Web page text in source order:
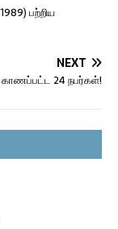
பற்றிய
NEXT
காணப்பட்ட 24 நபர்கள்!